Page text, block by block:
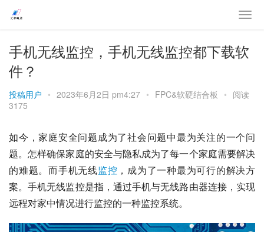
手机无线监控，手机无线监控都下载软
件？
投稿用户 • 2023年6月2日 pm4:27 • FPC&软硬结合板 • 阅读
3175
如今，家庭安全问题成为了社会问题中最为关注的一个问
题。怎样确保家庭的安全与隐私成为了每一个家庭需要解决
的难题。而手机无线监控 ，成为了一种最为可行的解决方
案。手机无线监控是指，通过手机与无线路由器连接，实现
远程对家中情况进行监控的一种监控系统。